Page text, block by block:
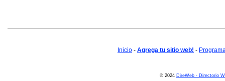
Inicio - Agrega tu sitio web! -
© 2024 DireWeb - Directorio